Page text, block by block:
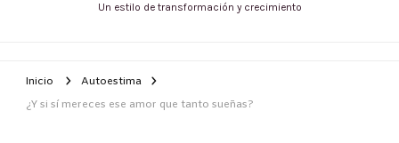
Un estilo de transformación y crecimiento
Inicio
Autoestima
¿Y si sí mereces ese amor que tanto sueñas?